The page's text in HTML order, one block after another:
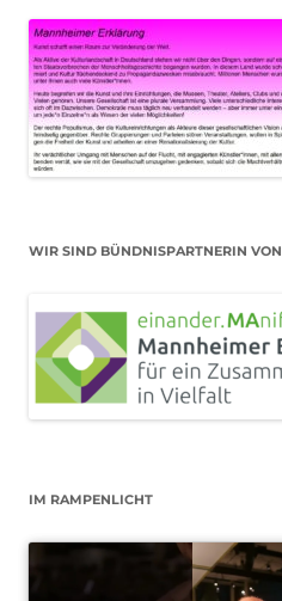
WIR SIND BÜNDNISPARTNERIN VON
IM RAMPENLICHT